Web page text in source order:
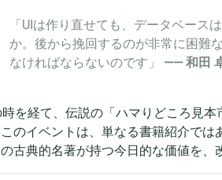
「UIは作り直せても、データベー
か。後から挽回するのが非常に困難
なければならないのです」 —— 和田
を経て、伝説の「ハマりどころ見
のイベントは、単なる書籍紹介で
古典的名著が持つ今日的な価値を、